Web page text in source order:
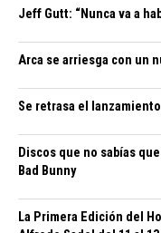
Jeff Gutt: “Nunca va a
Arca se arriesga con un
Se retrasa el
Discos que no sabías
Bad Bunny
La Primera Edición del